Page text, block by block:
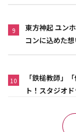
9
東方神起 ユン
コンに込めた
10
「鉄槌教師」
ト！スタジオ